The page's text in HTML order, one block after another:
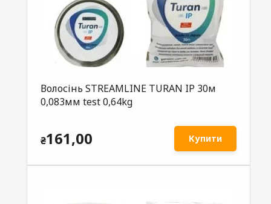
Волосінь STREAMLINE TURAN IP 30м
0,083мм test 0,64kg
₴161,00 Купити